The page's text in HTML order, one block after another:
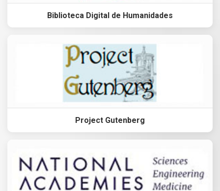
Biblioteca Digital de Humanidades
Project Gutenberg